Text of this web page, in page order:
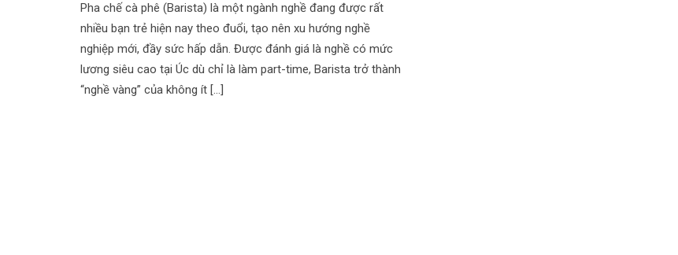
Pha chế cà phê (Barista) là một ngành nghề đang được rất
nhiều bạn trẻ hiện nay theo đuổi, tạo nên xu hướng nghề
nghiệp mới, đầy sức hấp dẫn. Được đánh giá là nghề có mức
lương siêu cao tại Úc dù chỉ là làm part-time, Barista trở thành
“nghề vàng” của không ít […]